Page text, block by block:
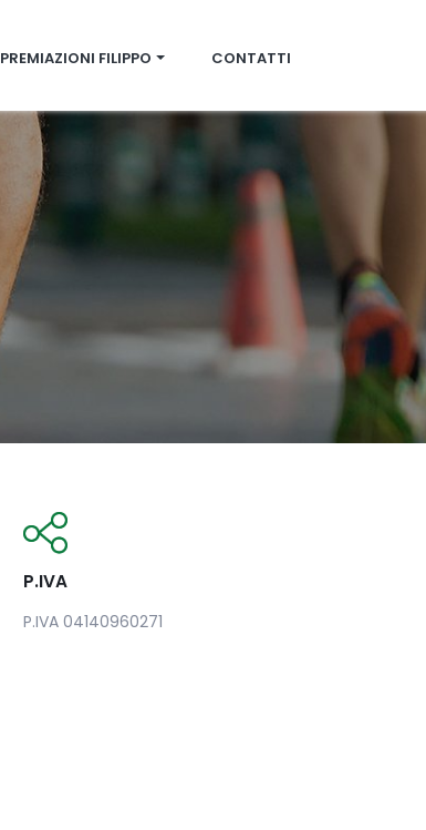
PREMIAZIONI FILIPPO CONTATTI
P.IVA
P.IVA 04140960271